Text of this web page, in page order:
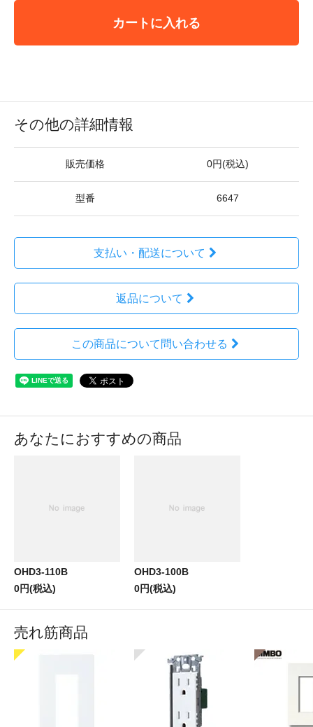
カートに入れる
その他の詳細情報
販売価格 0円(税込)
型番 6647
支払い・配送について
返品について
この商品について問い合わせる
あなたにおすすめの商品
OHD3-110B
0円(税込)
OHD3-100B
0円(税込)
売れ筋商品